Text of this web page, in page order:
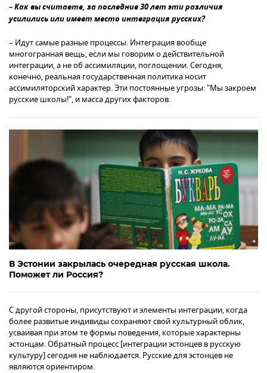
– Как вы считаете, за последние 30 лет эти различия
усилились или имеет место интеграция русских?
– Идут самые разные процессы. Интеграция вообще
многогранная вещь, если мы говорим о действительной
интеграции, а не об ассимиляции, поглощении. Сегодня,
конечно, реальная государственная политика носит
ассимиляторский характер. Эти постоянные угрозы: "Мы закроем
русские школы!", и масса других факторов.
В Эстонии закрылась очередная русская школа.
Поможет ли Россия?
С другой стороны, присутствуют и элементы интеграции, когда
более развитые индивиды сохраняют свой культурный облик,
усваивая при этом те формы поведения, которые характерны
эстонцам. Обратный процесс [интеграции эстонцев в русскую
культуру] сегодня не наблюдается. Русские для эстонцев не
являются ориентиром.